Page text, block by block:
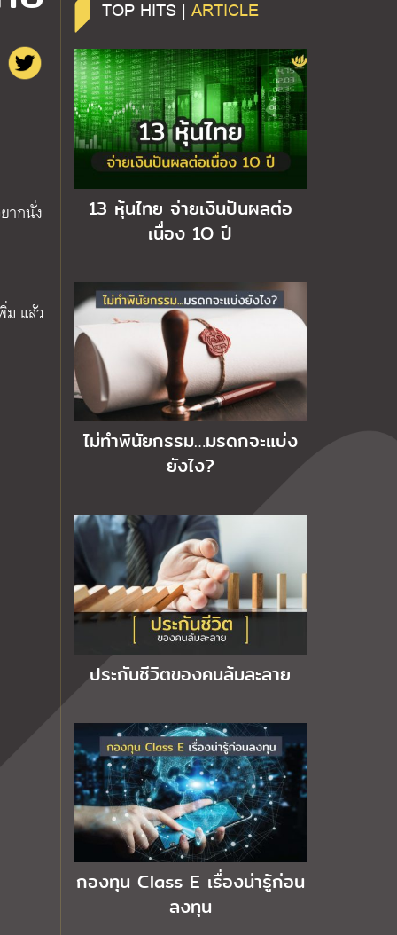
ากนั่ง
ม แล้ว
TOP HITS | ARTICLE
13 หุ้นไทย จ่ายเงินปันผลต่อ
เนื่อง 1O ปี
ไม่ทำพินัยกรรม…มรดกจะแบ่ง
ยังไง?
ประกันชีวิตของคนล้มละลาย
กองทุน Class E เรื่องน่ารู้ก่อน
ลงทุน